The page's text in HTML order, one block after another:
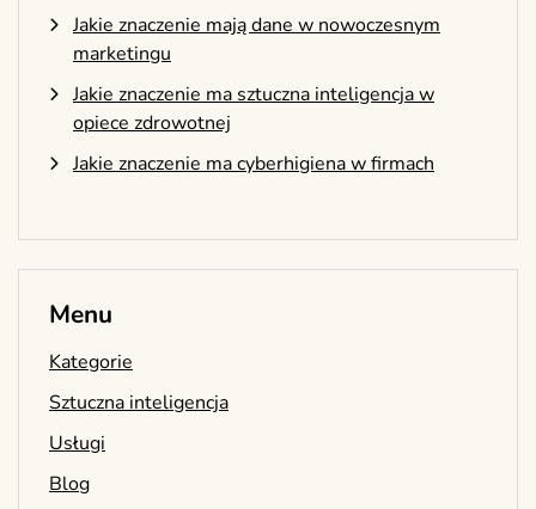
Jakie znaczenie mają dane w nowoczesnym
marketingu
Jakie znaczenie ma sztuczna inteligencja w
opiece zdrowotnej
Jakie znaczenie ma cyberhigiena w firmach
Menu
Kategorie
Sztuczna inteligencja
Usługi
Blog